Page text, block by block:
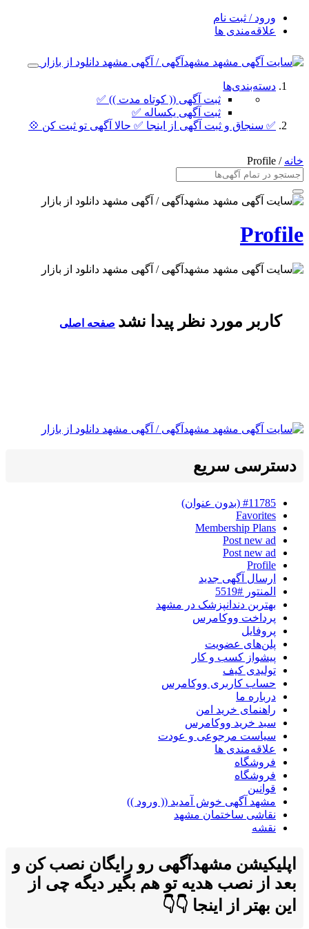
ورود / ثبت نام
علاقه‌مندی ها
دسته‌بندی‌ها
ثبت آگهی (( کوتاه مدت )) ✅
ثبت آگهی یکساله ✅
✅ سنجاق و ثبت آگهی از اینجا ✅ حالا آگهی تو ثبت کن 💠
خانه / Profile
Profile
کاربر مورد نظر پیدا نشد صفحه اصلی
دسترسی سریع
#11785 (بدون عنوان)
Favorites
Membership Plans
Post new ad
Post new ad
Profile
ارسال آگهی جدید
المنتور #5519
بهتربن دندانپزشک در مشهد
پرداخت ووکامرس
پروفایل
پلن‌های عضویت
پیشواز کسب و کار
تولیدی کیف
حساب کاربری ووکامرس
درباره ما
راهنمای خرید امن
سبد خرید ووکامرس
سیاست مرجوعی و عودت
علاقه‌مندی ها
فروشگاه
فروشگاه
قوانین
مشهد آگهی خوش آمدید (( ورود ))
نقاشی ساختمان مشهد
نقشه
اپلیکیشن مشهدآگهی رو رایگان نصب کن و
بعد از نصب هدیه تو هم بگیر دیگه چی از
این بهتر از اینجا 👇👇